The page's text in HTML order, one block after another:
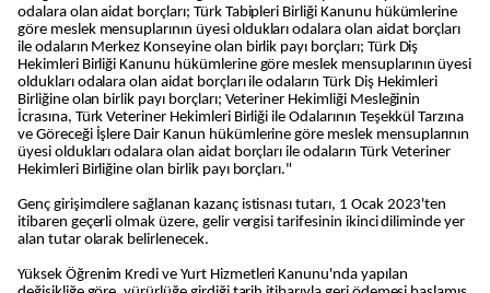
odalara olan aidat borçları; Türk Tabipleri Birliği Kanunu hükümlerine
göre meslek mensuplarının üyesi oldukları odalara olan aidat borçları
ile odaların Merkez Konseyine olan birlik payı borçları; Türk Diş
Hekimleri Birliği Kanunu hükümlerine göre meslek mensuplarının üyesi
oldukları odalara olan aidat borçları ile odaların Türk Diş Hekimleri
Birliğine olan birlik payı borçları; Veteriner Hekimliği Mesleğinin
İcrasına, Türk Veteriner Hekimleri Birliği ile Odalarının Teşekkül Tarzına
ve Göreceği İşlere Dair Kanun hükümlerine göre meslek mensuplarının
üyesi oldukları odalara olan aidat borçları ile odaların Türk Veteriner
Hekimleri Birliğine olan birlik payı borçları."
Genç girişimcilere sağlanan kazanç istisnası tutarı, 1 Ocak 2023'ten
itibaren geçerli olmak üzere, gelir vergisi tarifesinin ikinci diliminde yer
alan tutar olarak belirlenecek.
Yüksek Öğrenim Kredi ve Yurt Hizmetleri Kanunu'nda yapılan